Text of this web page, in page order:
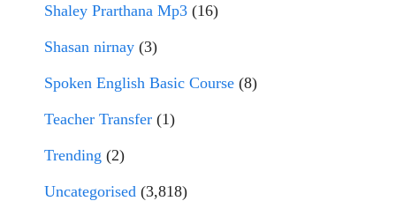
Shaley Prarthana Mp3 (16)
Shasan nirnay (3)
Spoken English Basic Course (8)
Teacher Transfer (1)
Trending (2)
Uncategorised (3,818)